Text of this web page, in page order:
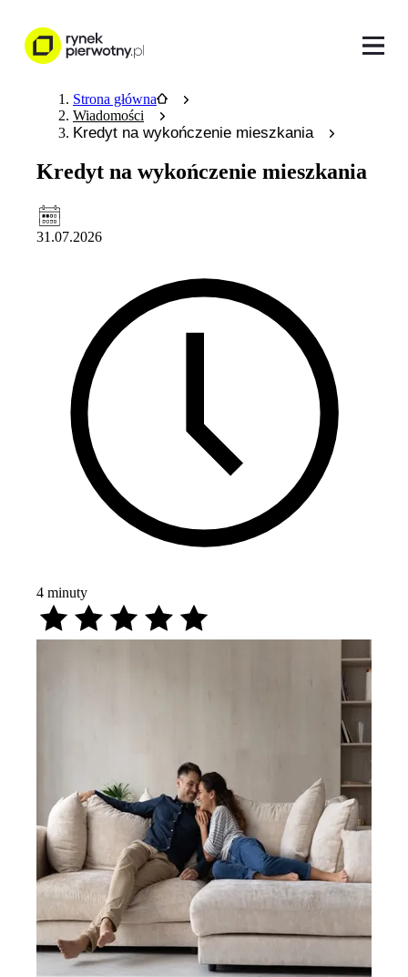
Strona główna
Wiadomości
Kredyt na wykończenie mieszkania
Kredyt na wykończenie mieszkania
31.07.2026
4 minuty